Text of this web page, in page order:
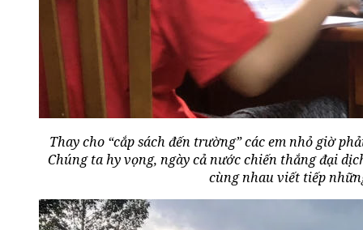
Thay cho “cắp sách đến trường” các em nhỏ giờ
Chúng ta hy vọng, ngày cả nước chiến thắng đại
cùng nhau viết tiếp